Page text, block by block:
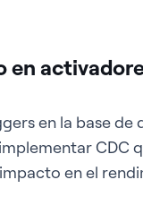
en
en la base de
CDC
en el